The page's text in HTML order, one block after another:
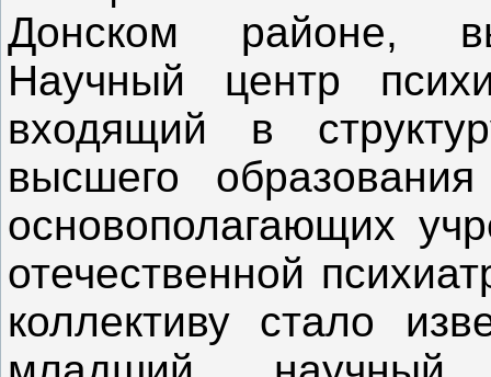
Донском районе,
Научный центр
входящий в
высшего
основополагающих
отечественной
коллективу стало